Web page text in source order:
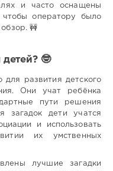
и часто оснащены
оператору было
🚧
🤓
для развития детского
Они учат ребёнка
пути решения
загадок дети учатся
и использовать
их умственных
лучшие загадки